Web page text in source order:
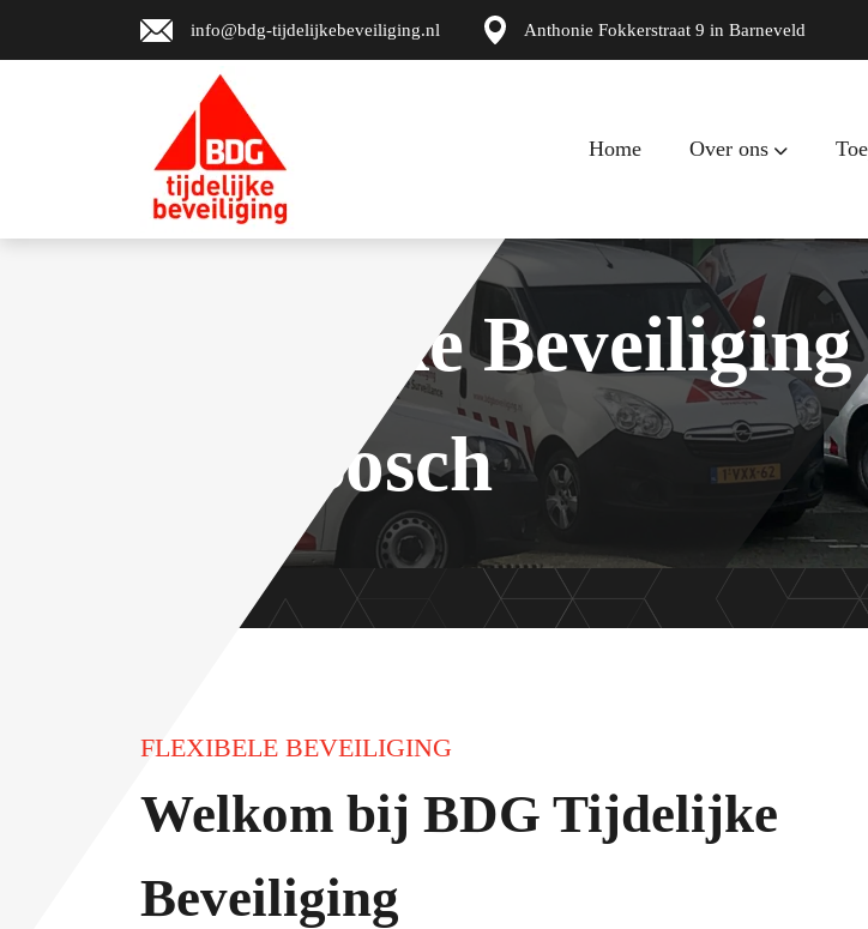
info@bdg-tijdelijkebeveiliging.nl Anthonie Fokkerstraat 9 in Barneveld
Home Over ons
Tijdelijke Beveiliging
Den Bosch
FLEXIBELE BEVEILIGING
Welkom bij BDG Tijdelijke
Beveiliging